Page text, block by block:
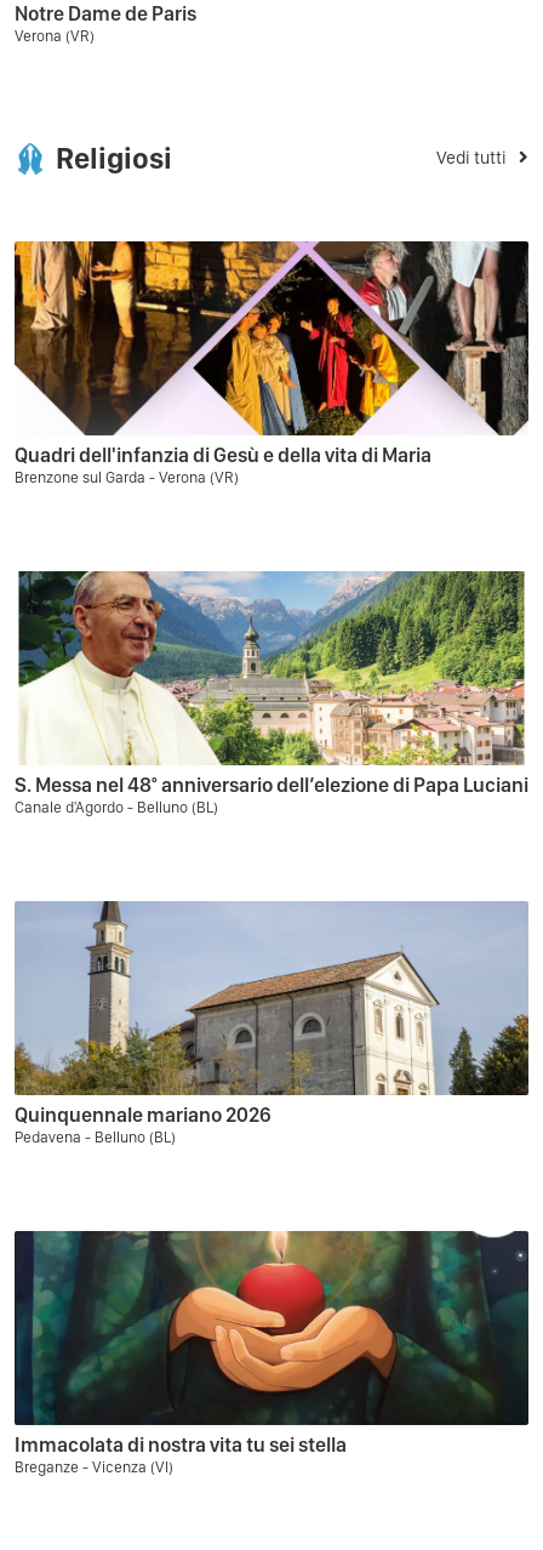
Notre Dame de Paris
Verona (VR)
Religiosi Vedi tutti
Quadri dell'infanzia di Gesù e della vita di Maria
Brenzone sul Garda - Verona (VR)
S. Messa nel 48° anniversario dell’elezione di Papa Luciani
Canale d'Agordo - Belluno (BL)
Quinquennale mariano 2026
Pedavena - Belluno (BL)
Immacolata di nostra vita tu sei stella
Breganze - Vicenza (VI)